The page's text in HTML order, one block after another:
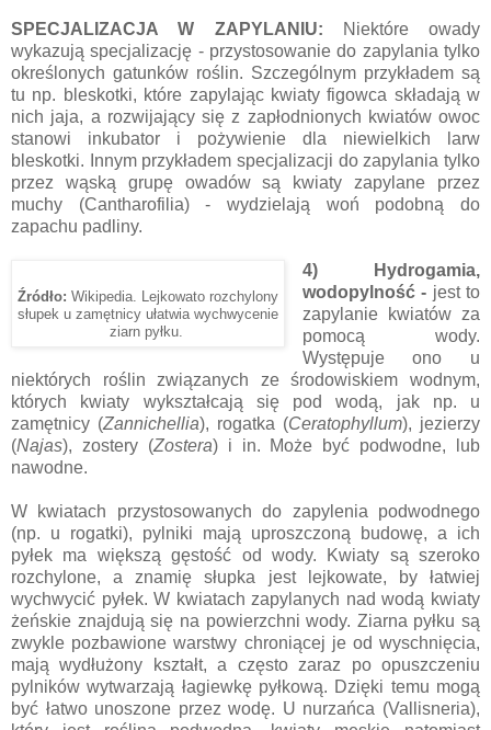
SPECJALIZACJA W ZAPYLANIU:
Niektóre owady
wykazują specjalizację - przystosowanie do zapylania tylko
określonych gatunków roślin. Szczególnym przykładem są
tu np. bleskotki, które zapylając kwiaty figowca składają w
nich jaja, a rozwijający się z zapłodnionych kwiatów owoc
stanowi inkubator i pożywienie dla niewielkich larw
bleskotki. Innym przykładem specjalizacji do zapylania tylko
przez wąską grupę owadów są kwiaty zapylane przez
muchy (Cantharofilia) - wydzielają woń podobną do
zapachu padliny.
Źródło: Wikipedia. Lejkowato rozchylony
słupek u zamętnicy ułatwia wychwycenie
ziarn pyłku.
4) Hydrogamia,
wodopylność - jest to
zapylanie kwiatów za
pomocą wody.
Występuje ono u
niektórych roślin związanych ze środowiskiem wodnym,
których kwiaty wykształcają się pod wodą, jak np. u
zamętnicy (Zannichellia), rogatka (Ceratophyllum), jezierzy
(Najas), zostery (Zostera) i in. Może być podwodne, lub
nawodne.
W kwiatach przystosowanych do zapylenia podwodnego
(np. u rogatki), pylniki mają uproszczoną budowę, a ich
pyłek ma większą gęstość od wody. Kwiaty są szeroko
rozchylone, a znamię słupka jest lejkowate, by łatwiej
wychwycić pyłek. W kwiatach zapylanych nad wodą kwiaty
żeńskie znajdują się na powierzchni wody. Ziarna pyłku są
zwykle pozbawione warstwy chroniącej je od wyschnięcia,
mają wydłużony kształt, a często zaraz po opuszczeniu
pylników wytwarzają łagiewkę pyłkową. Dzięki temu mogą
być łatwo unoszone przez wodę. U nurzańca (Vallisneria),